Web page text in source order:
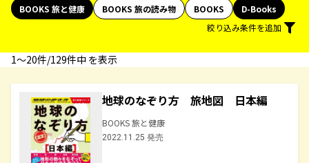
BOOKS 旅と健康
BOOKS 旅の読み物 BOOKS
D-Books
絞り込み条件を追加
1〜20件/129件中 を表示
地球のなぞり方 旅地図 日本編
BOOKS 旅と健康
2022.11.25 発売